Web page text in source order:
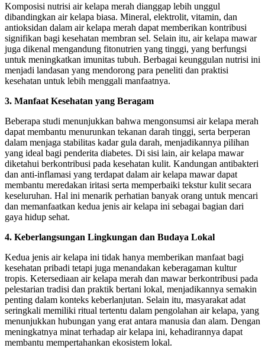
Komposisi nutrisi air kelapa merah dianggap lebih unggul
dibandingkan air kelapa biasa. Mineral, elektrolit, vitamin, dan
antioksidan dalam air kelapa merah dapat memberikan kontribusi
signifikan bagi kesehatan membran sel. Selain itu, air kelapa mawar
juga dikenal mengandung fitonutrien yang tinggi, yang berfungsi
untuk meningkatkan imunitas tubuh. Berbagai keunggulan nutrisi ini
menjadi landasan yang mendorong para peneliti dan praktisi
kesehatan untuk lebih menggali manfaatnya.
3. Manfaat Kesehatan yang Beragam
Beberapa studi menunjukkan bahwa mengonsumsi air kelapa merah
dapat membantu menurunkan tekanan darah tinggi, serta berperan
dalam menjaga stabilitas kadar gula darah, menjadikannya pilihan
yang ideal bagi penderita diabetes. Di sisi lain, air kelapa mawar
diketahui berkontribusi pada kesehatan kulit. Kandungan antibakteri
dan anti-inflamasi yang terdapat dalam air kelapa mawar dapat
membantu meredakan iritasi serta memperbaiki tekstur kulit secara
keseluruhan. Hal ini menarik perhatian banyak orang untuk mencari
dan memanfaatkan kedua jenis air kelapa ini sebagai bagian dari
gaya hidup sehat.
4. Keberlangsungan Lingkungan dan Budaya Lokal
Kedua jenis air kelapa ini tidak hanya memberikan manfaat bagi
kesehatan pribadi tetapi juga menandakan keberagaman kultur
tropis. Ketersediaan air kelapa merah dan mawar berkontribusi pada
pelestarian tradisi dan praktik bertani lokal, menjadikannya semakin
penting dalam konteks keberlanjutan. Selain itu, masyarakat adat
seringkali memiliki ritual tertentu dalam pengolahan air kelapa, yang
menunjukkan hubungan yang erat antara manusia dan alam. Dengan
meningkatnya minat terhadap air kelapa ini, kehadirannya dapat
membantu mempertahankan ekosistem lokal.